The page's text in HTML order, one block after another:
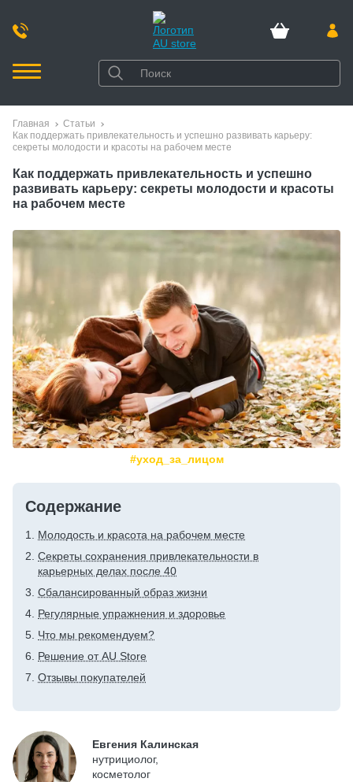
Главная
Статьи
Как поддержать привлекательность и успешно развивать карьеру:
секреты молодости и красоты на рабочем месте
Как поддержать привлекательность и успешно
развивать карьеру: секреты молодости и красоты
на рабочем месте
#уход_за_лицом
Содержание
Молодость и красота на рабочем месте
Секреты сохранения привлекательности в
карьерных делах после 40
Сбалансированный образ жизни
Регулярные упражнения и здоровье
Что мы рекомендуем?
Решение от AU Store
Отзывы покупателей
Евгения Калинская
нутрициолог,
косметолог